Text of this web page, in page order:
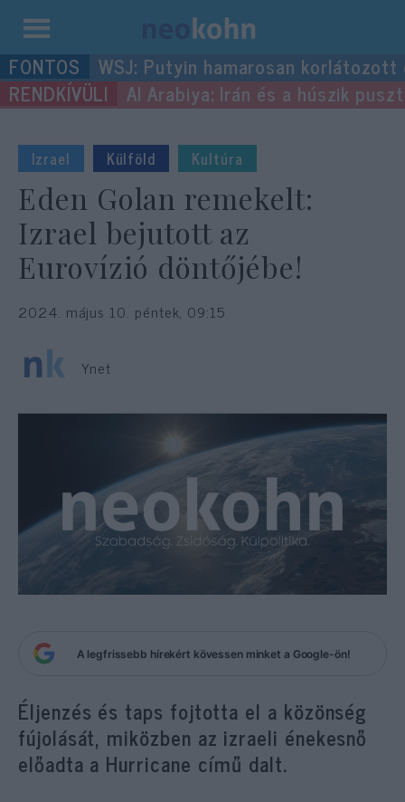
Kilépés
a
tartalomba
WSJ: Putyin hamarosan
Al Arabiya: Irán és a húszik
Izrael Külföld Kultúra
Eden Golan remekelt:
Izrael bejutott az
Eurovízió döntőjébe!
2024. május 10. péntek, 09:15
Ynet
A legfrissebb hírekért kövessen minket a Google-ön!
Éljenzés és taps fojtotta el a közönség
fújolását, miközben az izraeli énekesnő
előadta a Hurricane című dalt.